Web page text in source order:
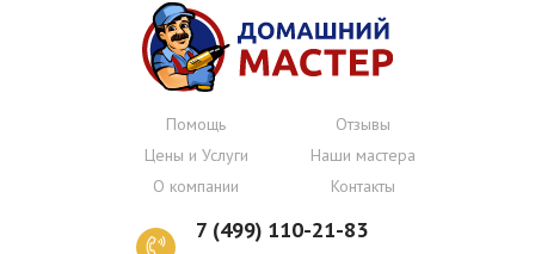
Помощь
Отзывы
Цены и Услуги
Наши мастера
О компании
Контакты
7 (499) 110-21-83